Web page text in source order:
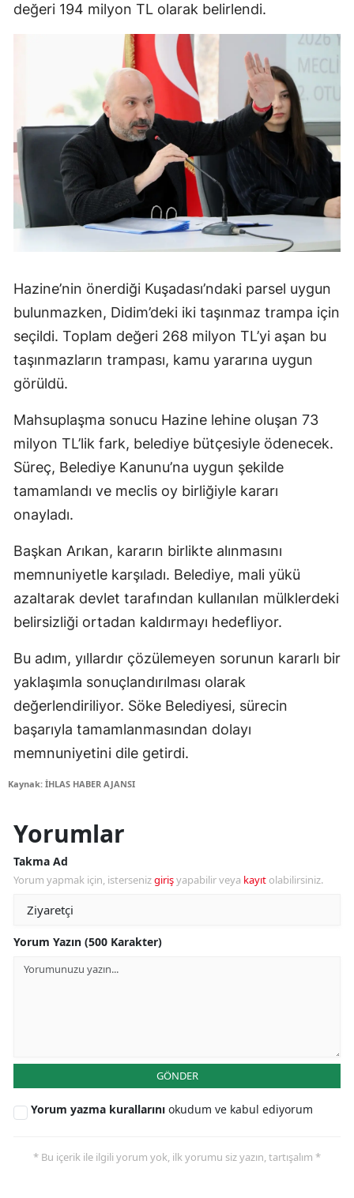
değeri 194 milyon TL olarak belirlendi.
Hazine’nin önerdiği Kuşadası’ndaki parsel uygun
bulunmazken, Didim’deki iki taşınmaz trampa için
seçildi. Toplam değeri 268 milyon TL’yi aşan bu
taşınmazların trampası, kamu yararına uygun
görüldü.
Mahsuplaşma sonucu Hazine lehine oluşan 73
milyon TL’lik fark, belediye bütçesiyle ödenecek.
Süreç, Belediye Kanunu’na uygun şekilde
tamamlandı ve meclis oy birliğiyle kararı
onayladı.
Başkan Arıkan, kararın birlikte alınmasını
memnuniyetle karşıladı. Belediye, mali yükü
azaltarak devlet tarafından kullanılan mülklerdeki
belirsizliği ortadan kaldırmayı hedefliyor.
Bu adım, yıllardır çözülemeyen sorunun kararlı bir
yaklaşımla sonuçlandırılması olarak
değerlendiriliyor. Söke Belediyesi, sürecin
başarıyla tamamlanmasından dolayı
memnuniyetini dile getirdi.
Kaynak: İHLAS HABER AJANSI
Yorumlar
Takma Ad
Yorum yapmak için, istersenizgirişyapabilir veya kayıt olabilirsiniz.
Yorum Yazın (500 Karakter)
GÖNDER
Yorum yazma kurallarını okudum ve kabul ediyorum
* Bu içerik ile ilgili yorum yok, ilk yorumu siz yazın, tartışalım *